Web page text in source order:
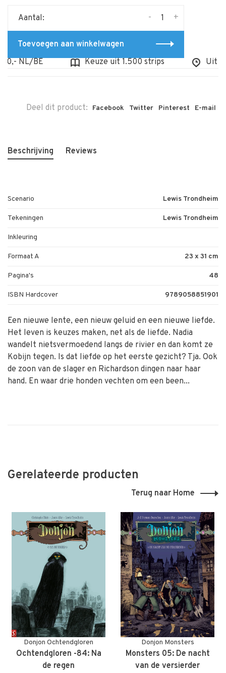
Aantal: +
-
Toevoegen aan winkelwagen
NL/BE
Keuze uit 1.500 strips Uit
Deel dit product: Facebook Twitter Pinterest E-mail
Beschrijving Reviews
Scenario Lewis Trondheim
Tekeningen Lewis Trondheim
Inkleuring
Formaat A 23 x 31 cm
Pagina's 48
ISBN Hardcover 9789058851901
Een nieuwe lente, een nieuw geluid en een nieuwe liefde.
Het leven is keuzes maken, net als de liefde. Nadia
wandelt nietsvermoedend langs de rivier en dan komt ze
Kobijn tegen. Is dat liefde op het eerste gezicht? Tja. Ook
de zoon van de slager en Richardson dingen naar haar
hand. En waar drie honden vechten om een been...
Gerelateerde producten
Terug naar Home
Donjon Ochtendgloren
Ochtendgloren -84: Na
de regen
Donjon Monsters
Monsters 05: De nacht
van de versierder